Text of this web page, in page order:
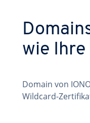
wie Ihre
Domain von
Wildcard-